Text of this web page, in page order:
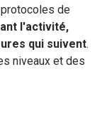
de
l'activité,
qui suivent.
niveaux et des